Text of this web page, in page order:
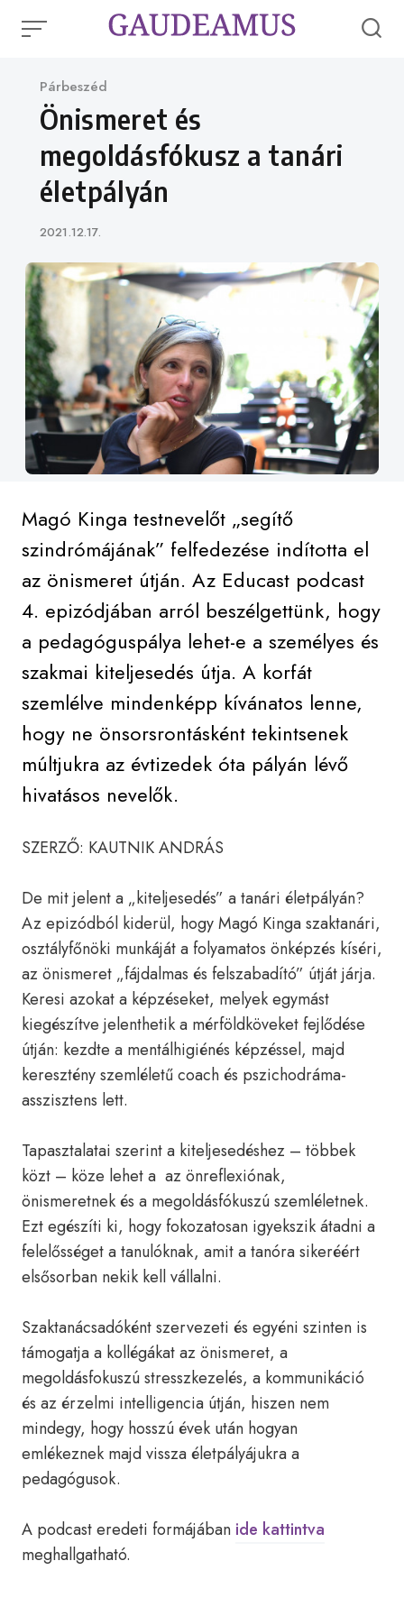
Category
Párbeszéd
Önismeret és
megoldásfókusz a tanári
életpályán
Published
2021.12.17.
Magó Kinga testnevelőt „segítő
szindrómájának” felfedezése indította el
az önismeret útján. Az Educast podcast
4. epizódjában arról beszélgettünk, hogy
a pedagóguspálya lehet-e a személyes és
szakmai kiteljesedés útja. A korfát
szemlélve mindenképp kívánatos lenne,
hogy ne önsorsrontásként tekintsenek
múltjukra az évtizedek óta pályán lévő
hivatásos nevelők.
SZERZŐ: KAUTNIK ANDRÁS
De mit jelent a „kiteljesedés” a tanári életpályán?
Az epizódból kiderül, hogy Magó Kinga szaktanári,
osztályfőnöki munkáját a folyamatos önképzés kíséri,
az önismeret „fájdalmas és felszabadító” útját járja.
Keresi azokat a képzéseket, melyek egymást
kiegészítve jelenthetik a mérföldköveket fejlődése
útján: kezdte a mentálhigiénés képzéssel, majd
keresztény szemléletű coach és pszichodráma-
asszisztens lett.
Tapasztalatai szerint a kiteljesedéshez – többek
közt – köze lehet a az önreflexiónak,
önismeretnek és a megoldásfókuszú szemléletnek.
Ezt egészíti ki, hogy fokozatosan igyekszik átadni a
felelősséget a tanulóknak, amit a tanóra sikeréért
elsősorban nekik kell vállalni.
Szaktanácsadóként szervezeti és egyéni szinten is
támogatja a kollégákat az önismeret, a
megoldásfokuszú stresszkezelés, a kommunikáció
és az érzelmi intelligencia útján, hiszen nem
mindegy, hogy hosszú évek után hogyan
emlékeznek majd vissza életpályájukra a
pedagógusok.
A podcast eredeti formájában ide kattintva
meghallgatható.